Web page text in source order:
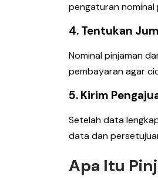
pengaturan
4. Tentukan
Nominal pinjaman
pembayaran agar
5. Kirim
Setelah data
data dan
Apa Itu